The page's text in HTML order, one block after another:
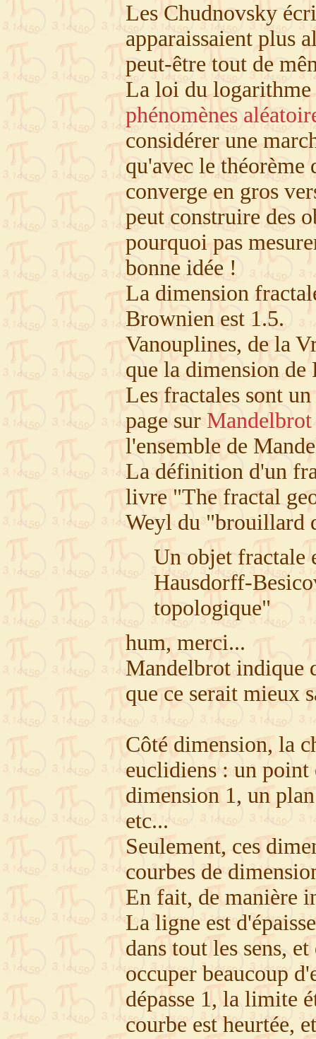
Les Chudnovsky
apparaissaient plus
peut-être tout de
La loi du logarithme
phénomènes
considérer une
qu'avec le théorème
converge en gros
peut construire des
pourquoi pas
bonne idée !
La dimension
Brownien est 1.5.
Vanouplines, de la
que la dimension de
Les fractales sont
page surMandelbrot
l'ensemble de
La définition d'un
livre "The fractal
Weyl du "brouillard
Un objet fractale
Hausdorff-
topologique"
hum, merci...
Mandelbrot indique
que ce serait mieux
Côté dimension, la
euclidiens : un point
dimension 1, un
etc...
Seulement, ces
courbes de
En fait, de manière
La ligne est
dans tout les sens,
occuper beaucoup
dépasse 1, la limite
courbe est heurtée,